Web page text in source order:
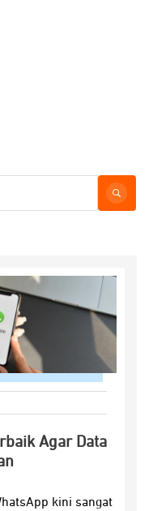
Agar Data
kini sangat